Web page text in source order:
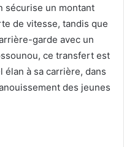
sécurise un montant
de vitesse, tandis que
garde avec un
ce transfert est
élan à sa carrière, dans
des jeunes